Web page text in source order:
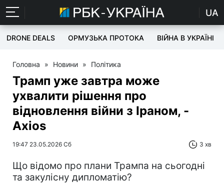
UA
DRONE DEALS ОРМУЗЬКА ПРОТОКА ВІЙНА В УКРАЇНІ
Головна » Новини » Політика
Трамп уже завтра може
ухвалити рішення про
відновлення війни з Іраном, -
Axios
19:47 23.05.2026 Сб 3 хв
Що відомо про плани Трампа на сьогодні
та закулісну дипломатію?